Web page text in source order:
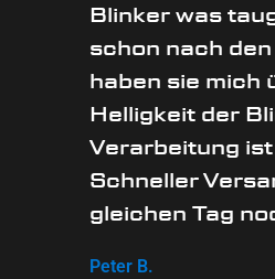
Blinker was
schon nach
haben sie mich
Helligkeit der
Verarbeitung
Schneller
gleichen Tag
Peter B.